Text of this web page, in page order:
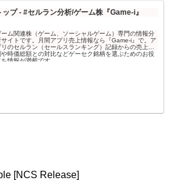
ップ - #セルラン分析/ゲーム株『Game-i』
ーム関連株（ゲーム、ソーシャルゲーム）専門の情報分
サイトです。月間アプリ売上情報なら『Game-i』で。ア
リのセルラン（セールスランキング）記録からの売上予
や時価総額との対比などゲーセク銘柄を選ぶためのお役
ち情報が満載です。
[NCS Release]